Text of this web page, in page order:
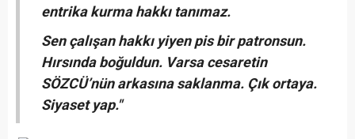
entrika kurma hakkı tanımaz.
Sen çalışan hakkı yiyen pis bir patronsun.
Hırsında boğuldun. Varsa cesaretin
SÖZCÜ’nün arkasına saklanma. Çık ortaya.
Siyaset yap."